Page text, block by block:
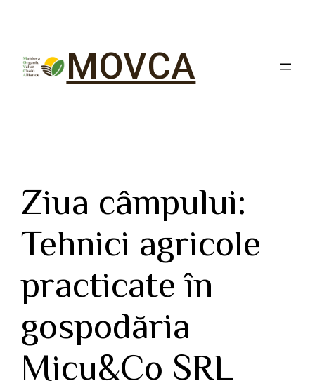
MOVCA
Ziua câmpului:
Tehnici agricole
practicate în
gospodăria
Micu&Co SRL